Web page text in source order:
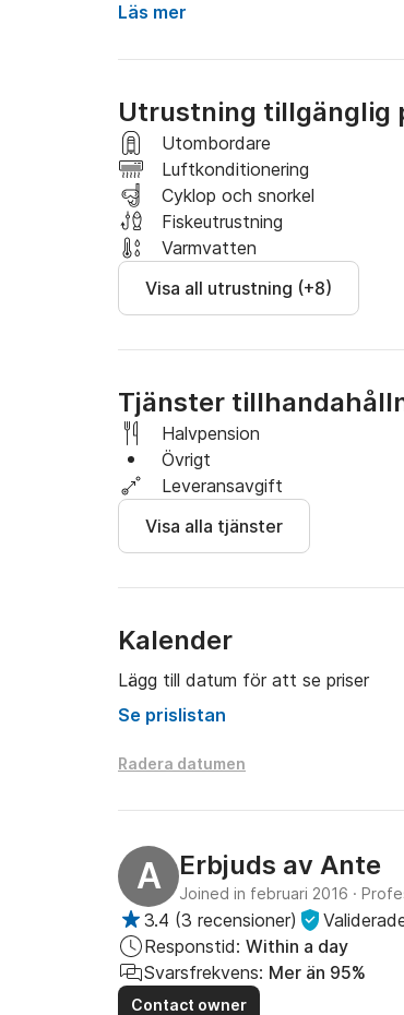
På utsidan av matstrupen kan du
vädret. Som ett bra komplement
Stugorna är bekväma och rymliga,
mahogny och teak. Varje stuga är
funktioner som ett badrum med
finns också på gulet.
Salongen är stor och även
Läs mer
Utrustning tillgänglig
Utombordare
Luftkonditionering
Cyklop och snorkel
Fiskeutrustning
Varmvatten
Visa all utrustning (+8)
Tjänster
Halvpension
Övrigt
Leveransavgift
Visa alla tjänster
Kalender
Lägg till datum för att se priser
Se prislistan
Radera datumen
A Erbjuds av Ante
Joined in februari 2016 ·
3.4 (3 recensioner)
Responstid: Within a day
Svarsfrekvens: Mer än 95%
Contact owner